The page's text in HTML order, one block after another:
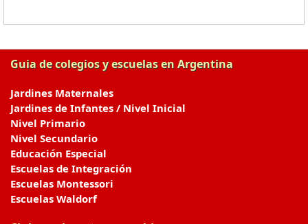
Guia de colegios y escuelas en Argentina
Jardines Maternales
Jardines de Infantes / Nivel Inicial
Nivel Primario
Nivel Secundario
Educación Especial
Escuelas de Integración
Escuelas Montessori
Escuelas Waldorf